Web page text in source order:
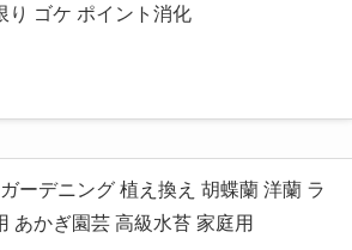
り ゴケ ポイント消化
ーデニング 植え換え 胡蝶蘭 洋蘭 ラ
あかぎ園芸 高級水苔 家庭用